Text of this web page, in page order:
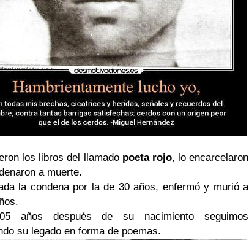
los libros del llamado poeta rojo, lo encarcelaron
a muerte.
la condena por la de 30 años, enfermó y murió a
años después de su nacimiento seguimos
su legado en forma de poemas.